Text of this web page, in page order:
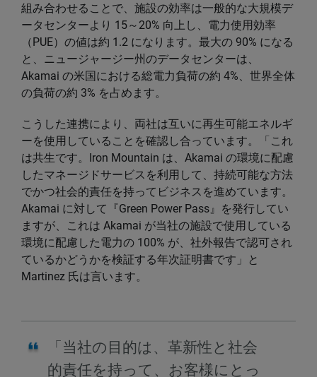
組み合わせることで、施設の効率は一般的な大規模デ
ータセンターより 15～20% 向上し、電力使用効率
（PUE）の値は約 1.2 になります。最大の 90% になる
と、ニュージャージー州のデータセンターは、
Akamai の米国における総電力負荷の約 4%、世界全体
の負荷の約 3% を占めます。
こうした連携により、両社は互いに再生可能エネルギ
ーを使用していることを確認し合っています。「これ
は共生です。Iron Mountain は、Akamai の環境に配慮
したマネージドサービスを利用して、持続可能な方法
でかつ社会的責任を持ってビジネスを進めています。
Akamai に対して『Green Power Pass』を発行してい
ますが、これは Akamai が当社の施設で使用している
環境に配慮した電力の 100% が、社外報告で認可され
ているかどうかを検証する年次証明書です」と
Martinez 氏は言います。
「当社の目的は、革新性と社会
的責任を持って、お客様にとっ